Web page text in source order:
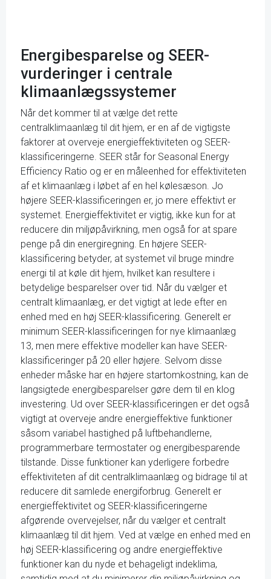
Energibesparelse og SEER-
vurderinger i centrale
klimaanlægssystemer
Når det kommer til at vælge det rette
centralklimaanlæg til dit hjem, er en af de vigtigste
faktorer at overveje energieffektiviteten og SEER-
klassificeringerne. SEER står for Seasonal Energy
Efficiency Ratio og er en måleenhed for effektiviteten
af et klimaanlæg i løbet af en hel kølesæson. Jo
højere SEER-klassificeringen er, jo mere effektivt er
systemet. Energieffektivitet er vigtig, ikke kun for at
reducere din miljøpåvirkning, men også for at spare
penge på din energiregning. En højere SEER-
klassificering betyder, at systemet vil bruge mindre
energi til at køle dit hjem, hvilket kan resultere i
betydelige besparelser over tid. Når du vælger et
centralt klimaanlæg, er det vigtigt at lede efter en
enhed med en høj SEER-klassificering. Generelt er
minimum SEER-klassificeringen for nye klimaanlæg
13, men mere effektive modeller kan have SEER-
klassificeringer på 20 eller højere. Selvom disse
enheder måske har en højere startomkostning, kan de
langsigtede energibesparelser gøre dem til en klog
investering. Ud over SEER-klassificeringen er det også
vigtigt at overveje andre energieffektive funktioner
såsom variabel hastighed på luftbehandlerne,
programmerbare termostater og energibesparende
tilstande. Disse funktioner kan yderligere forbedre
effektiviteten af dit centralklimaanlæg og bidrage til at
reducere dit samlede energiforbrug. Generelt er
energieffektivitet og SEER-klassificeringerne
afgørende overvejelser, når du vælger et centralt
klimaanlæg til dit hjem. Ved at vælge en enhed med en
høj SEER-klassificering og andre energieffektive
funktioner kan du nyde et behageligt indeklima,